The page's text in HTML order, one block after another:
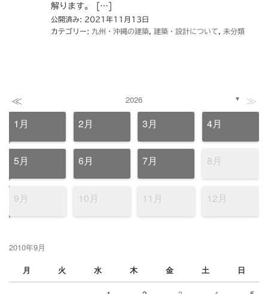
解ります。 […]
公開済み: 2021年11月13日
カテゴリー: 九州・沖縄の建築 建築・設計について 未分類
≪ 2026 ▼ ≫
1月 2月 3月 4月
5月 6月 7月 8月
9月 10月 11月 12月
2010年9月
月
火 水 木 金 土 日